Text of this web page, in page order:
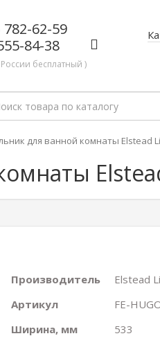
782-62-59
84-38
бесплатный )
для ванной комнаты Elstead
Производитель
Elstead
Артикул
FE-
Ширина, мм
533